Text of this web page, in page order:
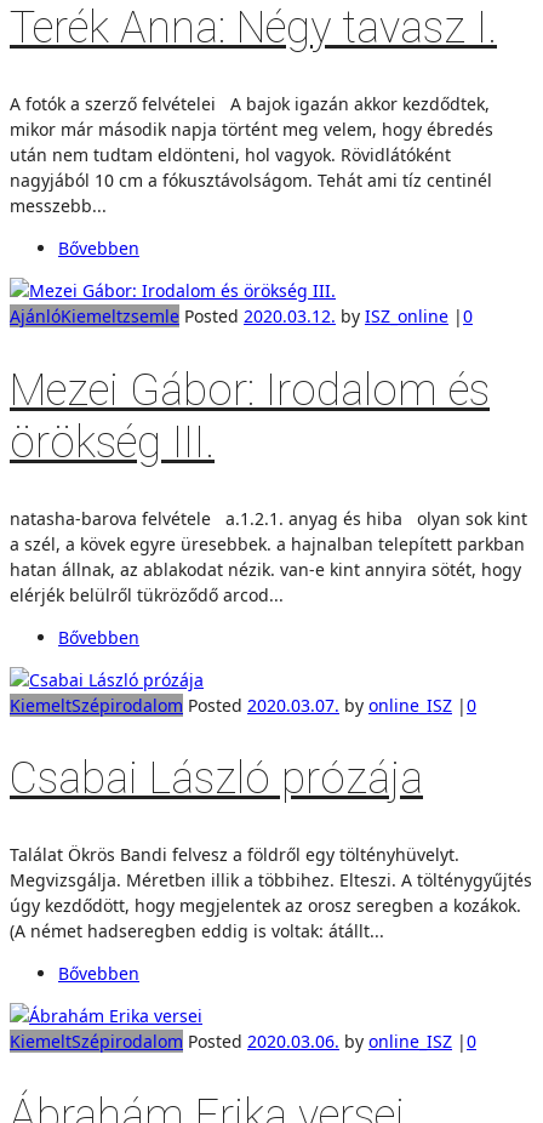
Terék Anna: Négy tavasz I.
A fotók a szerző felvételei A bajok igazán akkor kezdődtek,
mikor már második napja történt meg velem, hogy ébredés
után nem tudtam eldönteni, hol vagyok. Rövidlátóként
nagyjából 10 cm a fókusztávolságom. Tehát ami tíz centinél
messzebb...
Bővebben
AjánlóKiemeltzsemle Posted 2020.03.12. by ISZ_online |0
Mezei Gábor: Irodalom és
örökség III.
natasha-barova felvétele a.1.2.1. anyag és hiba olyan sok kint
a szél, a kövek egyre üresebbek. a hajnalban telepített parkban
hatan állnak, az ablakodat nézik. van-e kint annyira sötét, hogy
elérjék belülről tükröződő arcod...
Bővebben
KiemeltSzépirodalom Posted 2020.03.07. by online_ISZ |0
Csabai László prózája
Találat Ökrös Bandi felvesz a földről egy töltényhüvelyt.
Megvizsgálja. Méretben illik a többihez. Elteszi. A tölténygyűjtés
úgy kezdődött, hogy megjelentek az orosz seregben a kozákok.
(A német hadseregben eddig is voltak: átállt...
Bővebben
KiemeltSzépirodalom Posted 2020.03.06. by online_ISZ |0